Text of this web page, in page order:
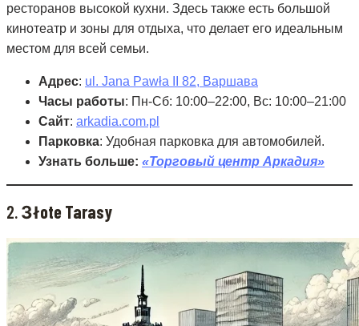
ресторанов высокой кухни. Здесь также есть большой
кинотеатр и зоны для отдыха, что делает его идеальным
местом для всей семьи.
Адрес: ul. Jana Pawła II 82, Варшава
Часы работы: Пн-Сб: 10:00–22:00, Вс: 10:00–21:00
Сайт: arkadia.com.pl
Парковка: Удобная парковка для автомобилей.
Узнать больше: «Торговый центр Аркадия»
2.Зłote Tarasy